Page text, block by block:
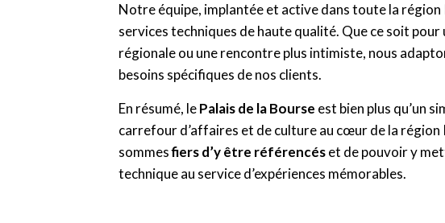
Notre équipe, implantée et active dans toute la région
services techniques de haute qualité. Que ce soit pour
régionale ou une rencontre plus intimiste, nous
besoins spécifiques de nos clients.
En résumé, lePalais de la Bourse est bien plus qu’un
carrefour d’affaires et de culture au cœur de la région
sommesfiers d’y être référencéset de pouvoir y
technique au service d’expériences mémorables.